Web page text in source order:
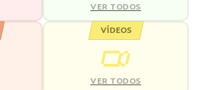
VER TODOS
VÍDEOS
VER TODOS